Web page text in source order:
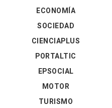
ECONOMÍA
SOCIEDAD
CIENCIAPLUS
PORTALTIC
EPSOCIAL
MOTOR
TURISMO